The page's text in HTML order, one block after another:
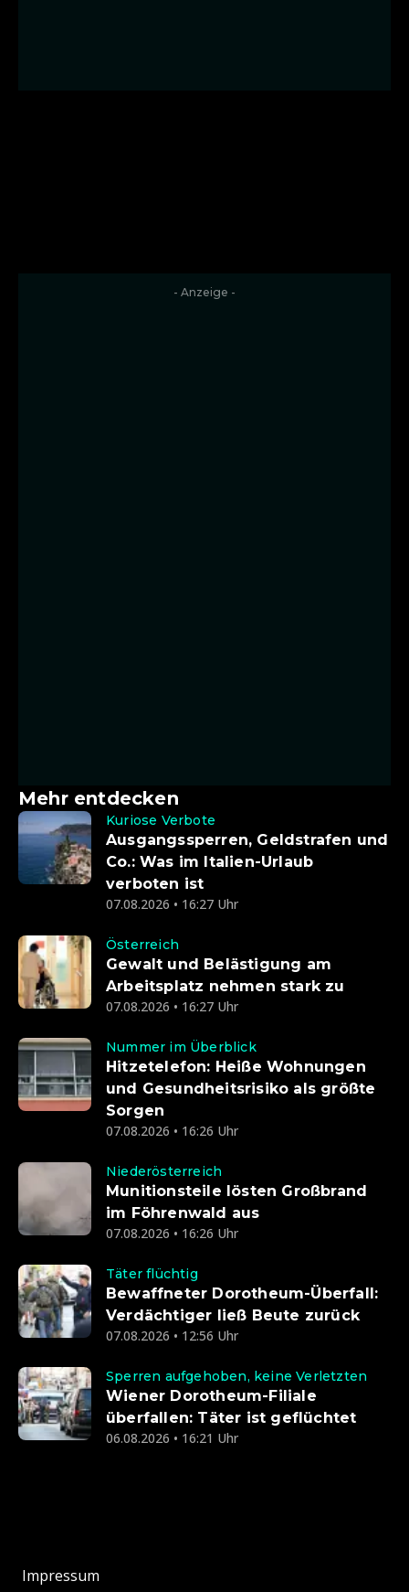
- Anzeige -
Mehr entdecken
Kuriose Verbote
Ausgangssperren, Geldstrafen und
Co.: Was im Italien-Urlaub
verboten ist
07.08.2026 • 16:27 Uhr
Österreich
Gewalt und Belästigung am
Arbeitsplatz nehmen stark zu
07.08.2026 • 16:27 Uhr
Nummer im Überblick
Hitzetelefon: Heiße Wohnungen
und Gesundheitsrisiko als größte
Sorgen
07.08.2026 • 16:26 Uhr
Niederösterreich
Munitionsteile lösten Großbrand
im Föhrenwald aus
07.08.2026 • 16:26 Uhr
Täter flüchtig
Bewaffneter Dorotheum-Überfall:
Verdächtiger ließ Beute zurück
07.08.2026 • 12:56 Uhr
Sperren aufgehoben, keine Verletzten
Wiener Dorotheum-Filiale
überfallen: Täter ist geflüchtet
06.08.2026 • 16:21 Uhr
Impressum